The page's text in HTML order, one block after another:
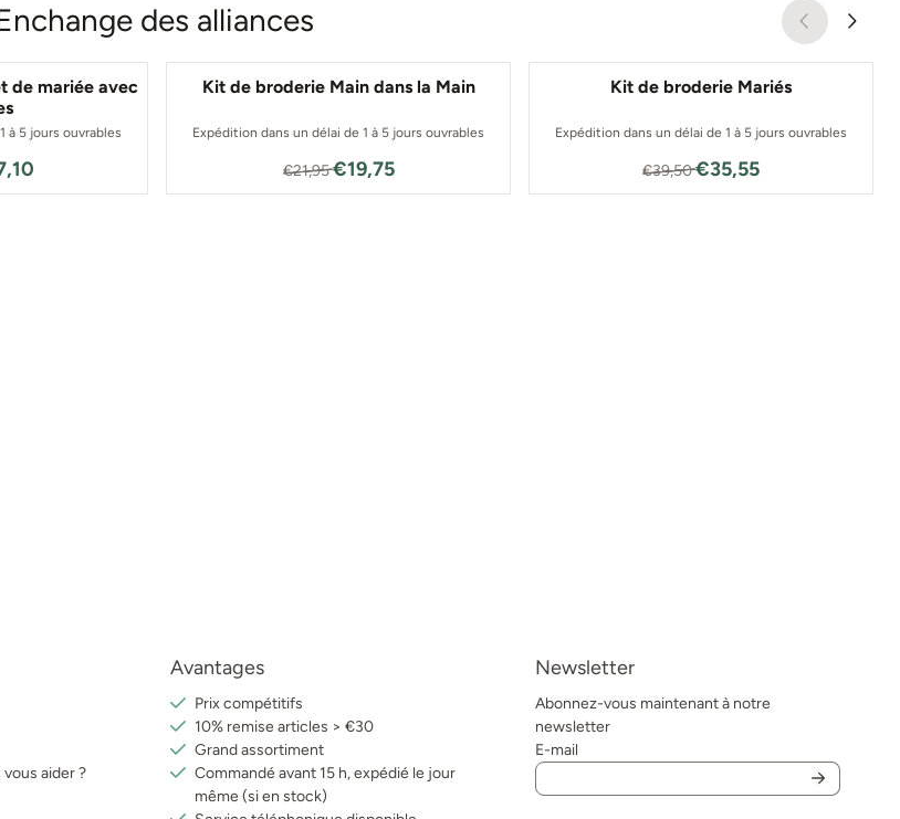
des alliances
de mariée avec
à 5 jours ouvrables
pour 27,10
Kit de broderie Main dans la Main
Expédition dans un délai de 1 à 5 jours ouvrables
Par21,95 pour 19,75
€21,95€19,75
Kit de broderie Mariés
Expédition dans un délai de 1 à 5 jours ouvrables
Par39,50 pour 35,55
€39,50€35,55
aider ?
Avantages
Prix compétitifs
10% remise articles > €30
Grand assortiment
Commandé avant 15 h, expédié le jour
même (si en stock)
Newsletter
Abonnez-vous maintenant à notre
newsletter
E-mail